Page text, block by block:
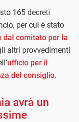
165 decreti
per cui è stato
dal comitato per la
altri provvedimenti
ufficio per il
del consiglio.
avrà un